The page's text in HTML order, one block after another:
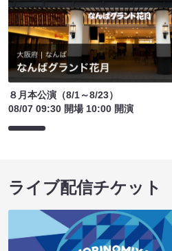
８月本公演（8/1～8/23）
08/07 09:30 開場 10:00 開演
ライブ配信チケット